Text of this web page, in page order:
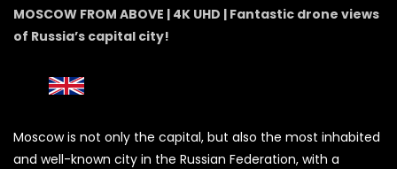
MOSCOW FROM ABOVE | 4K UHD | Fantastic drone views
of Russia’s capital city!
Moscow is not only the capital, but also the most inhabited
and well-known city in the Russian Federation, with a